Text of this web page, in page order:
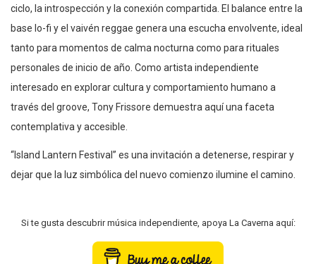
ciclo, la introspección y la conexión compartida. El balance entre la
base lo-fi y el vaivén reggae genera una escucha envolvente, ideal
tanto para momentos de calma nocturna como para rituales
personales de inicio de año. Como artista independiente
interesado en explorar cultura y comportamiento humano a
través del groove, Tony Frissore demuestra aquí una faceta
contemplativa y accesible.
“Island Lantern Festival” es una invitación a detenerse, respirar y
dejar que la luz simbólica del nuevo comienzo ilumine el camino.
Si te gusta descubrir música independiente, apoya La Caverna aquí: